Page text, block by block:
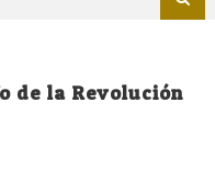
de la Revolución